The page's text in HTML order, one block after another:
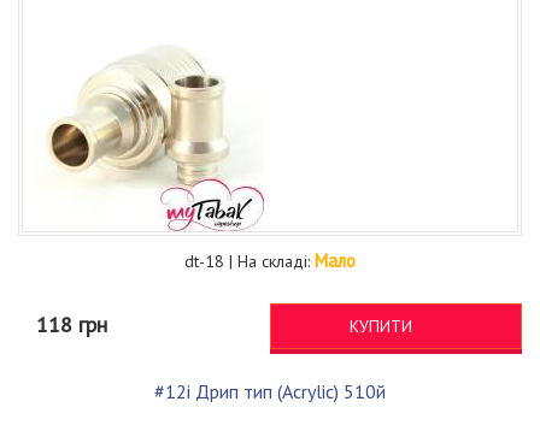
dt-18 | На складі: Мало
118 грн КУПИТИ
#12i Дрип тип (Acrylic) 510й